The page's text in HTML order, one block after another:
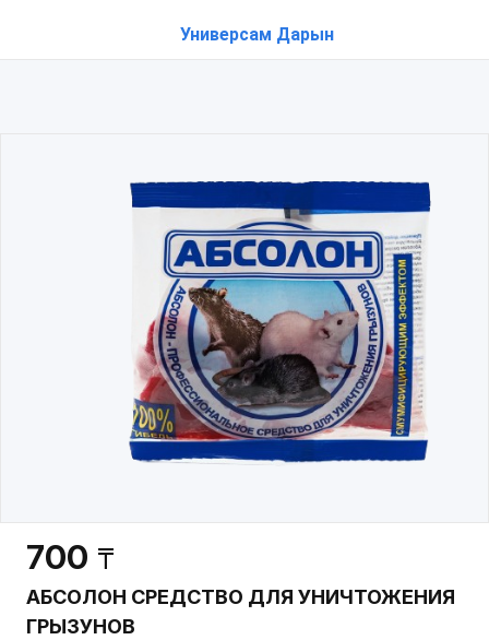
Универсам Дарын
700 ₸
АБСОЛОН СРЕДСТВО ДЛЯ УНИЧТОЖЕНИЯ
ГРЫЗУНОВ